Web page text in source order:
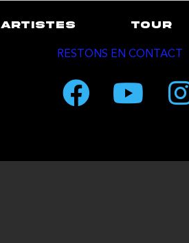
ARTISTES TOUR
RESTONS EN CONTACT